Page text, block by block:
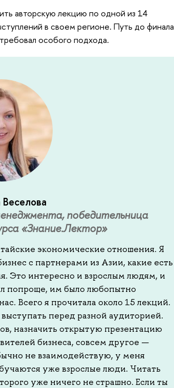
авторскую лекцию по одной из 14
в своем регионе. Путь до финала
особого подхода.
победительница
«Знание.Лектор»
экономические отношения. Я
с партнерами из Азии, какие есть
Это интересно и взрослым людям, и
попроще, им было любопытно
Всего я прочитала около 15 лекций.
перед разной аудиторией.
назначить открытую презентацию
бизнеса, совсем другое —
не взаимодействую, у меня
уже взрослые люди. Читать
уже ничего не страшно. Если ты